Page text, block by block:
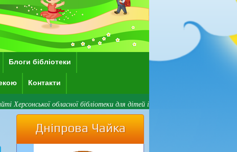
Блоги бібліотеки
Контакти
бібліотеки для дітей імені Дніпрової Чайки! Зверніть увагу:
Дніпрова Чайка